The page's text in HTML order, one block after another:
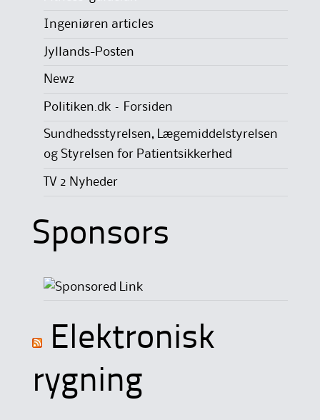
Ingeniøren articles
Jyllands-Posten
Newz
Politiken.dk – Forsiden
Sundhedsstyrelsen, Lægemiddelstyrelsen
og Styrelsen for Patientsikkerhed
TV 2 Nyheder
Sponsors
Elektronisk
rygning